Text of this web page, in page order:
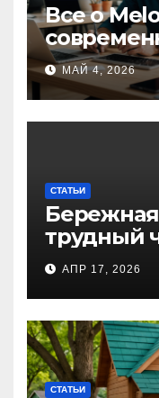
Все о
дляМАЙ 4, 2026
СТАТЬИ
трудный
близкому
АПР 17, 2026
СТАТЬИ